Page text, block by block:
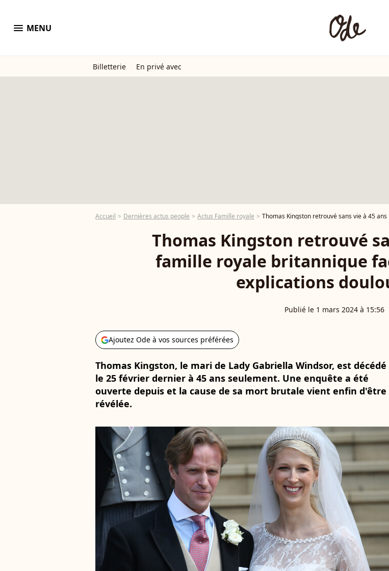
menu MENU
Billetterie En privé avec
Accueil Dernières actus people Actus Famille royale Thomas Kingston retrouvé sans vie à 45 ans :
Thomas Kingston retrouvé
famille royale britannique
explications
Publié le 1 mars 2024 à 15:56
Ajoutez Ode à vos sources préférées
Thomas Kingston, le mari de Lady Gabriella Windsor, est décédé
le 25 février dernier à 45 ans seulement. Une enquête a été
ouverte depuis et la cause de sa mort brutale vient enfin d'être
révélée.